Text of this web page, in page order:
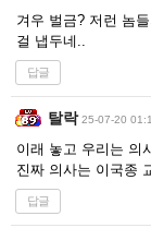
겨우 벌금? 저런 놈
걸 냅두네..
답글
탈락 25-07-20
이래 놓고 우리는 의
진짜 의사는 이국종
답글